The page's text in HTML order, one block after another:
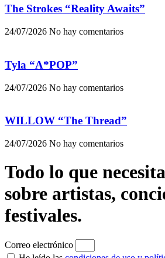
The Strokes “Reality Awaits”
24/07/2026 No hay comentarios
Tyla “A*POP”
24/07/2026 No hay comentarios
WILLOW “The Thread”
24/07/2026 No hay comentarios
Todo lo que
sobre artistas,
festivales.
Correo electrónico